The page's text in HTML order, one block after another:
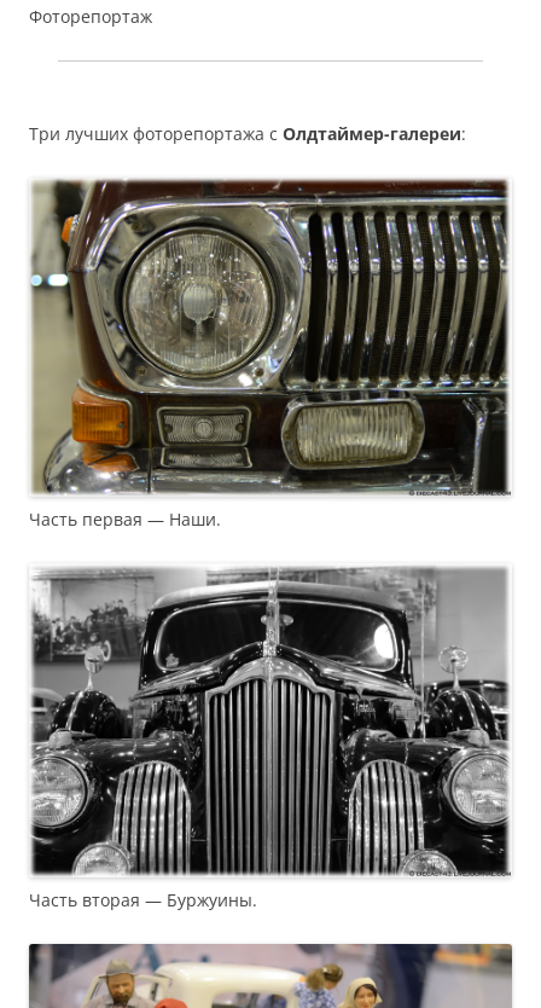
Фоторепортаж
Три лучших фоторепортажа с Олдтаймер-галереи:
Часть первая — Наши.
Часть вторая — Буржуины.